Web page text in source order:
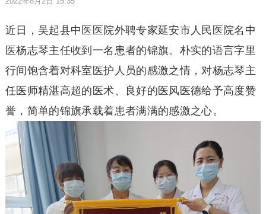
近日，吴起县中医医院外聘专家延安市人民医院名中
医杨志琴主任收到一名患者的锦旗。朴实的语言字里
行间饱含着对科室医护人员的感激之情，对杨志琴主
任医师精湛高超的医术、良好的医风医德给予高度赞
誉，简单的锦旗承载着患者满满的感激之心。